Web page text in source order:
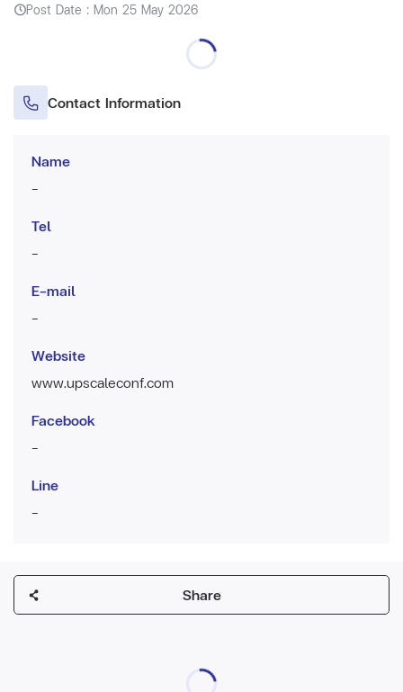
Post Date : Mon 25 May 2026
Contact Information
Name
-
Tel
-
E-mail
-
Website
www.upscaleconf.com
Facebook
-
Line
-
Share